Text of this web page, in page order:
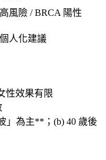
高風險 / BRCA 陽性
個人化建議
性效果有限
」為主**；(b) 40 歲後